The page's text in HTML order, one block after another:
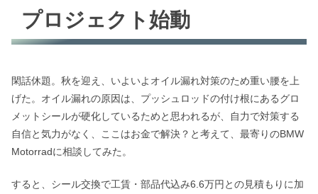
プロジェクト始動
閑話休題。秋を迎え、いよいよオイル漏れ対策のため重い腰を上
げた。オイル漏れの原因は、プッシュロッドの付け根にあるグロ
メットシールが硬化しているためと思われるが、自力で対策する
自信と気力がなく、ここはお金で解決？と考えて、最寄りのBMW
Motorradに相談してみた。
すると、シール交換で工賃・部品代込み6.6万円との見積もりに加